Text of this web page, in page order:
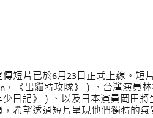
短片已於6月23日正式上線。
，《出貓特攻隊》）、台灣演員
日記》）、以及日本演員岡田
希望透過短片呈現他們獨特的